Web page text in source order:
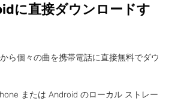
に直接ダウンロードす
ら個々の曲を携帯電話に直接無料でダウ
または Android のローカル ストレー